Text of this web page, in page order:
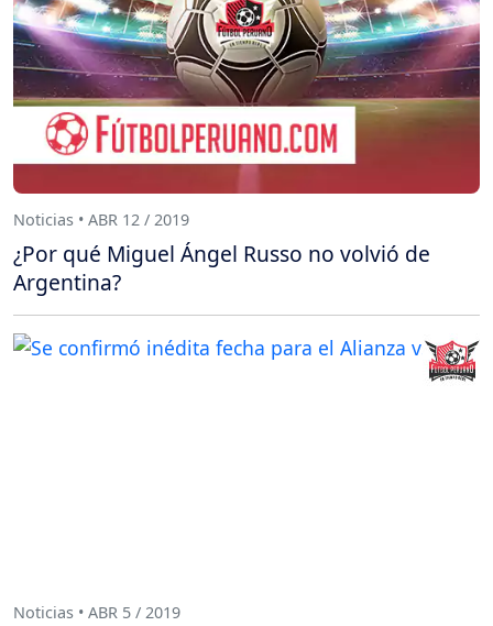
Noticias • ABR 12 / 2019
¿Por qué Miguel Ángel Russo no volvió de
Argentina?
Noticias • ABR 5 / 2019